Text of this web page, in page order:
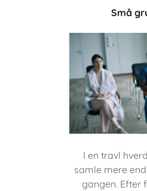
Små
I en travl
samle mere
gangen. Efter